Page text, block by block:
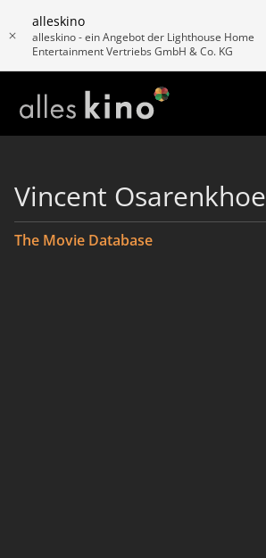
alleskino
alleskino - ein Angebot der Lighthouse Home
Entertainment Vertriebs GmbH & Co. KG
Vincent Osarenkhoe
The Movie Database